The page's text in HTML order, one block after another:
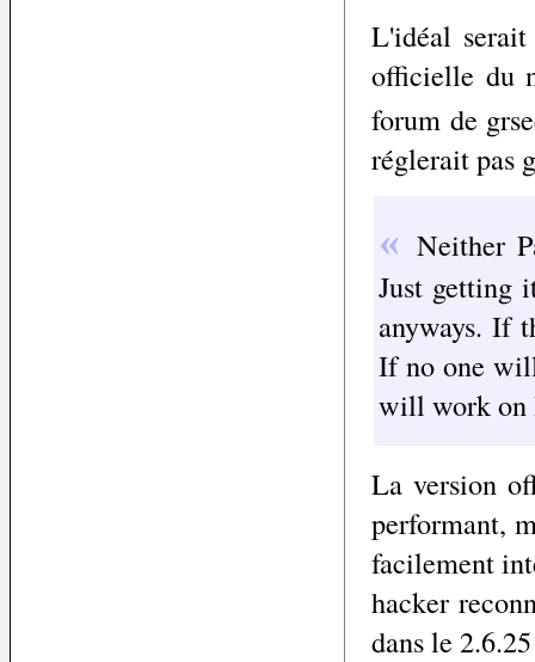
L'idéal
officielle du
forum de
réglerait pas
Neither
Just getting
anyways. If
If no one
will work on
La version
performant,
facilement
hacker
dans le